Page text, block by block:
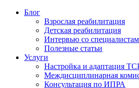
Блог
Взрослая реабилитация
Детская реабилитация
Интервью со
Полезные статьи
Услуги
Настройка и адаптация
Междисциплинарная
Консультация по ИПРА